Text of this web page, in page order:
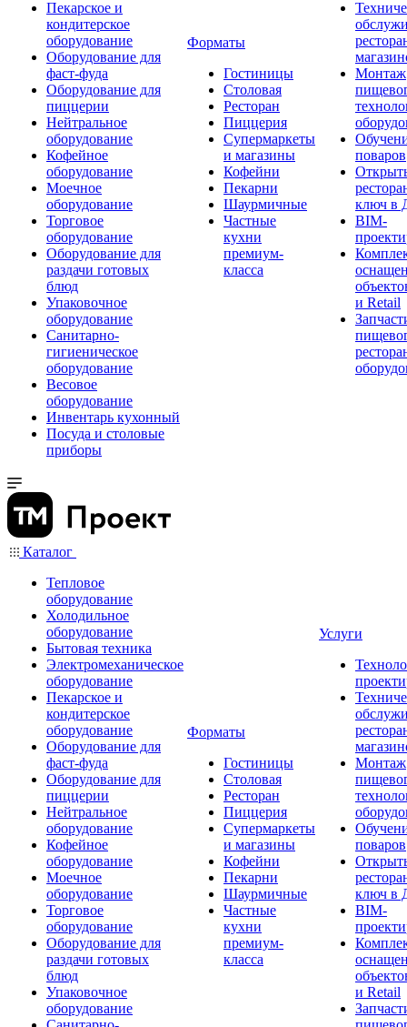
Пекарское и
кондитерское
оборудование
Оборудование для
фаст-фуда
Оборудование для
пиццерии
Нейтральное
оборудование
Кофейное
оборудование
Моечное
оборудование
Торговое
оборудование
Оборудование для
раздачи готовых
блюд
Упаковочное
оборудование
Санитарно-
гигиеническое
оборудование
Весовое
оборудование
Инвентарь кухонный
Посуда и столовые
приборы
Форматы
Гостиницы
Столовая
Ресторан
Пиццерия
Супермаркеты
и магазины
Кофейни
Пекарни
Шаурмичные
Частные
кухни
премиум-
класса
Монтаж
поваров
ключ в
BIM-
и Retail
Каталог
Тепловое
оборудование
Холодильное
оборудование
Бытовая техника
Электромеханическое
оборудование
Пекарское и
кондитерское
оборудование
Оборудование для
фаст-фуда
Оборудование для
пиццерии
Нейтральное
оборудование
Кофейное
оборудование
Моечное
оборудование
Торговое
оборудование
Оборудование для
раздачи готовых
блюд
Упаковочное
оборудование
Форматы
Гостиницы
Столовая
Ресторан
Пиццерия
Супермаркеты
и магазины
Кофейни
Пекарни
Шаурмичные
Частные
кухни
премиум-
класса
Услуги
Монтаж
поваров
ключ в
BIM-
и Retail